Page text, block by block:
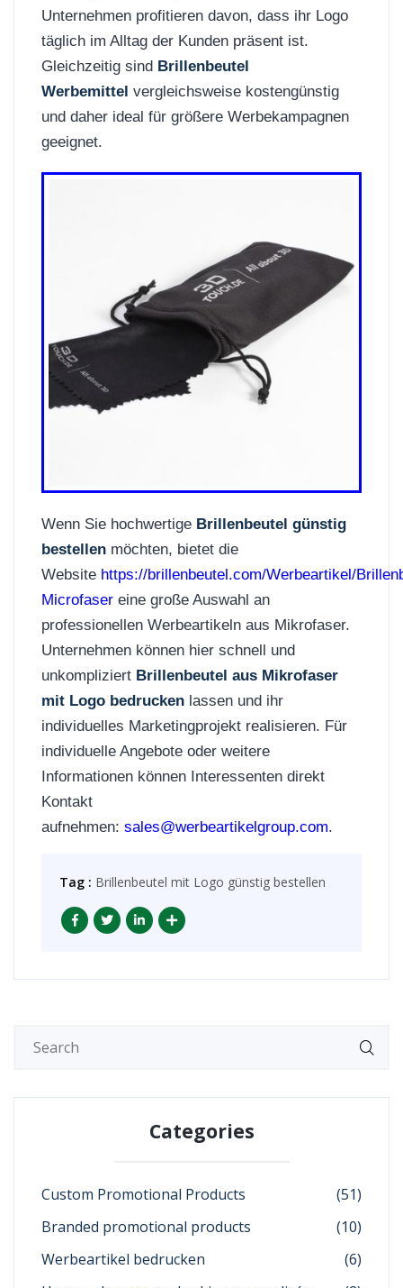
Unternehmen profitieren davon, dass ihr Logo
täglich im Alltag der Kunden präsent ist.
Gleichzeitig sind Brillenbeutel
Werbemittel vergleichsweise kostengünstig
und daher ideal für größere Werbekampagnen
geeignet.
Wenn Sie hochwertige Brillenbeutel günstig
bestellen möchten, bietet die
Website https://brillenbeutel.com/Werbeartikel/
Microfaser eine große Auswahl an
professionellen Werbeartikeln aus Mikrofaser.
Unternehmen können hier schnell und
unkompliziert Brillenbeutel aus Mikrofaser
mit Logo bedrucken lassen und ihr
individuelles Marketingprojekt realisieren. Für
individuelle Angebote oder weitere
Informationen können Interessenten direkt
Kontakt
aufnehmen: sales@werbeartikelgroup.com.
Tag : Brillenbeutel mit Logo günstig bestellen
Categories
Custom Promotional Products
(51)
Branded promotional products
(10)
Werbeartikel bedrucken
(6)